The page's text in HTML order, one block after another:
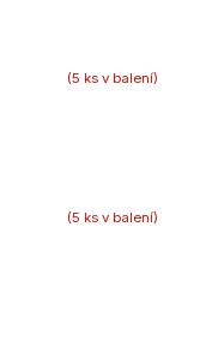
(5 ks v balení)
(5 ks v balení)